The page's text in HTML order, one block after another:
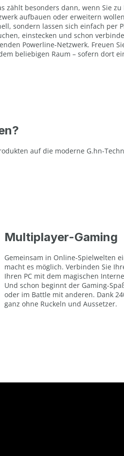
zählt besonders dann, wenn Sie zu
aufbauen oder erweitern
sondern lassen sich einfach per
einstecken und schon
Powerline-Netzwerk. Freuen
beliebigen Raum – sofern dort
auf die moderne G.hn-
Multiplayer-Gaming
Gemeinsam in Online-Spielwelten
macht es möglich. Verbinden Sie
Ihren PC mit dem magischen
Und schon beginnt der Gaming-
oder im Battle mit anderen. Dank
ganz ohne Ruckeln und Aussetzer.